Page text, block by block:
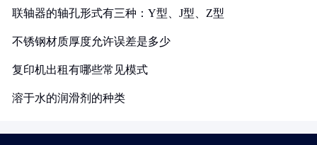
联轴器的轴孔形式有三种：Y型、J型、Z型
不锈钢材质厚度允许误差是多少
复印机出租有哪些常见模式
溶于水的润滑剂的种类